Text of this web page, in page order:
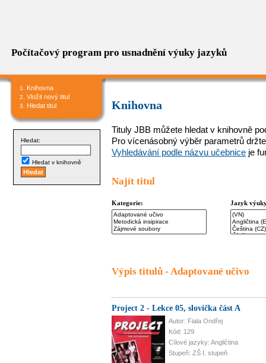
Počítačový program pro usnadnění výuky jazyků
Knihovna
Vložit nový titul
Hledat titul
Hledat:
Hledat v knihovně
Knihovna
Tituly JBB můžete hledat v knihovně
Pro vícenásobný výběr parametrů
Vyhledávání podle názvu učebnice je
Najít titul
Kategorie: Jazyk
Výpis titulů - Adaptované učivo
Project 2 - Lekce 05, slovíčka část A
Autor: Fiala Ondřej
Kód: 129
Cílové jazyky: Angličtina
Stupeň: ZŠ I. stupeň